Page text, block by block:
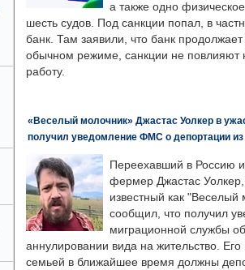
а также одно
шесть судов. Под санкции попал, в
банк. Там заявили, что банк продолжает
обычном режиме, санкции не повлияют
работу.
«Веселый молочник» Джастас Уолкер в
получил уведомление ФМС о депортации из
Переехавший в Россию
фермер Джастас
известный как "Веселый
сообщил, что получил
миграционной службы об
аннулировании вида на жительство. Его
семьей в ближайшее время должны